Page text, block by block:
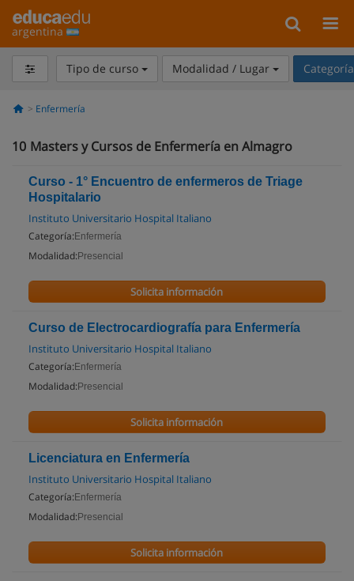
argentina
Tipo de curso Modalidad / Lugar
Enfermería
10 Masters y Cursos de Enfermería en Almagro
Curso - 1° Encuentro de enfermeros de Triage
Hospitalario
Instituto Universitario Hospital Italiano
Categoría: Enfermería
Modalidad: Presencial
Solicita información
Curso de Electrocardiografía para Enfermería
Instituto Universitario Hospital Italiano
Categoría: Enfermería
Modalidad: Presencial
Solicita información
Licenciatura en Enfermería
Instituto Universitario Hospital Italiano
Categoría: Enfermería
Modalidad: Presencial
Solicita información